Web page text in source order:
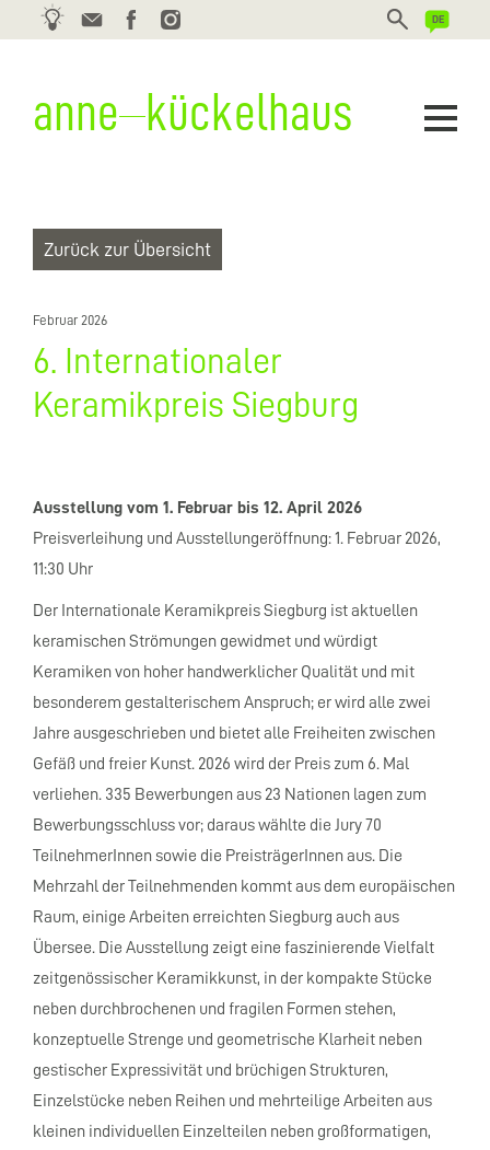
Kontaktformular ENGLISH
anne kückelhaus
vita
arbeiten
statement
links
Zurück zur Übersicht
Februar 2026
6. Internationaler
Keramikpreis Siegburg
Ausstellung vom 1. Februar bis 12. April 2026
Preisverleihung und Ausstellungeröffnung: 1. Februar 2026,
11:30 Uhr
Der Internationale Keramikpreis Siegburg ist aktuellen
keramischen Strömungen gewidmet und würdigt
Keramiken von hoher handwerklicher Qualität und mit
besonderem gestalterischem Anspruch; er wird alle zwei
Jahre ausgeschrieben und bietet alle Freiheiten zwischen
Gefäß und freier Kunst. 2026 wird der Preis zum 6. Mal
verliehen. 335 Bewerbungen aus 23 Nationen lagen zum
Bewerbungsschluss vor; daraus wählte die Jury 70
TeilnehmerInnen sowie die PreisträgerInnen aus. Die
Mehrzahl der Teilnehmenden kommt aus dem europäischen
Raum, einige Arbeiten erreichten Siegburg auch aus
Übersee. Die Ausstellung zeigt eine faszinierende Vielfalt
zeitgenössischer Keramikkunst, in der kompakte Stücke
neben durchbrochenen und fragilen Formen stehen,
konzeptuelle Strenge und geometrische Klarheit neben
gestischer Expressivität und brüchigen Strukturen,
Einzelstücke neben Reihen und mehrteilige Arbeiten aus
kleinen individuellen Einzelteilen neben großformatigen,